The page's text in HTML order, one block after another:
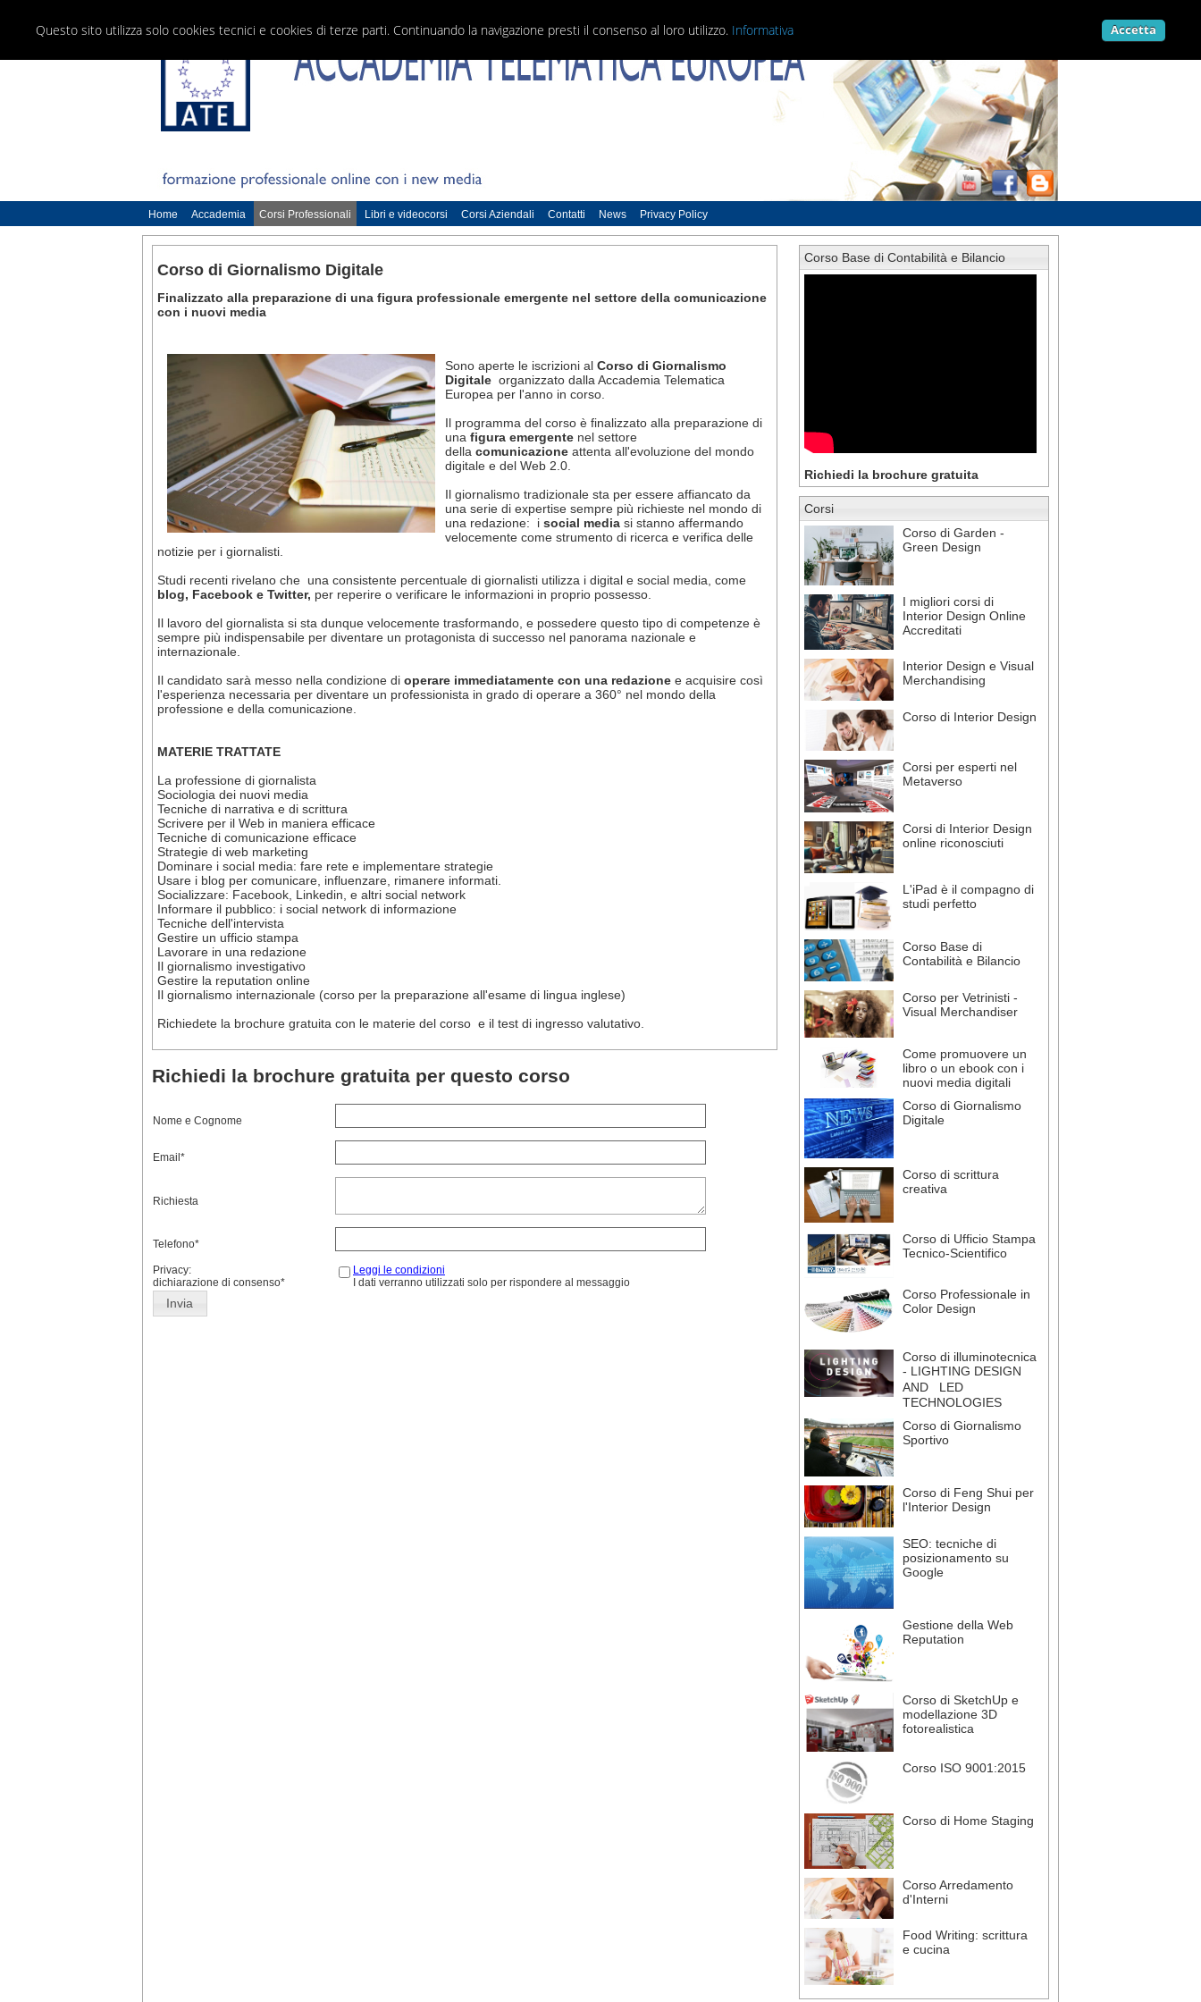
Home Accademia Corsi Professionali Libri e videocorsi Corsi Aziendali Contatti News Privacy Policy
Corso di Giornalismo Digitale
Finalizzato alla preparazione di una figura professionale emergente nel settore della comunicazione
con i nuovi media
Sono aperte le iscrizioni al Corso di Giornalismo
Digitale organizzato dalla Accademia Telematica
Europea per l'anno in corso.
Il programma del corso è finalizzato alla preparazione di
una figura emergente nel settore
della comunicazione attenta all'evoluzione del mondo
digitale e del Web 2.0.
Il giornalismo tradizionale sta per essere affiancato da
una serie di expertise sempre più richieste nel mondo di
una redazione: i social media si stanno affermando
velocemente come strumento di ricerca e verifica delle
notizie per i giornalisti.
Studi recenti rivelano che una consistente percentuale di giornalisti utilizza i digital e social media, come
blog, Facebook e Twitter, per reperire o verificare le informazioni in proprio possesso.
Il lavoro del giornalista si sta dunque velocemente trasformando, e possedere questo tipo di competenze è
sempre più indispensabile per diventare un protagonista di successo nel panorama nazionale e
internazionale.
Il candidato sarà messo nella condizione di operare immediatamente con una redazione e acquisire così
l'esperienza necessaria per diventare un professionista in grado di operare a 360° nel mondo della
professione e della comunicazione.
MATERIE TRATTATE
La professione di giornalista
Sociologia dei nuovi media
Tecniche di narrativa e di scrittura
Scrivere per il Web in maniera efficace
Tecniche di comunicazione efficace
Strategie di web marketing
Dominare i social media: fare rete e implementare strategie
Usare i blog per comunicare, influenzare, rimanere informati.
Socializzare: Facebook, Linkedin, e altri social network
Informare il pubblico: i social network di informazione
Tecniche dell'intervista
Gestire un ufficio stampa
Lavorare in una redazione
Il giornalismo investigativo
Gestire la reputation online
Il giornalismo internazionale (corso per la preparazione all'esame di lingua inglese)
Richiedete la brochure gratuita con le materie del corso e il test di ingresso valutativo.
Richiedi la brochure gratuita per questo corso
Nome e Cognome
Email*
Richiesta
Telefono*
Privacy:
dichiarazione di consenso*
Leggi le condizioni
I dati verranno utilizzati solo per rispondere al messaggio
Corso Base di Contabilità e Bilancio
Richiedi la brochure gratuita
Corsi
Corso di Garden -
Green Design
I migliori corsi di
Interior Design Online
Accreditati
Interior Design e Visual
Merchandising
Corso di Interior Design
Corsi per esperti nel
Metaverso
Corsi di Interior Design
online riconosciuti
L'iPad è il compagno di
studi perfetto
Corso Base di
Contabilità e Bilancio
Corso per Vetrinisti -
Visual Merchandiser
Come promuovere un
libro o un ebook con i
nuovi media digitali
Corso di Giornalismo
Digitale
Corso di scrittura
creativa
Corso di Ufficio Stampa
Tecnico-Scientifico
Corso Professionale in
Color Design
Corso di illuminotecnica
- LIGHTING DESIGN
AND LED
TECHNOLOGIES
Corso di Giornalismo
Sportivo
Corso di Feng Shui per
l'Interior Design
SEO: tecniche di
posizionamento su
Google
Gestione della Web
Reputation
Corso di SketchUp e
modellazione 3D
fotorealistica
Corso ISO 9001:2015
Corso di Home Staging
Corso Arredamento
d'Interni
Food Writing: scrittura
e cucina
Questo sito utilizza solo cookies tecnici e cookies di terze parti. Continuando la navigazione presti il consenso al loro utilizzo. Informativa Accetta